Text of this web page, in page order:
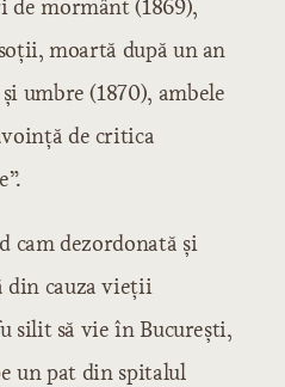
de mormânt (1869),
moartă după un an
umbre (1870), ambele
de critica
cam dezordonată şi
din cauza vieţii
silit să vie în Bucureşti,
un pat din spitalul